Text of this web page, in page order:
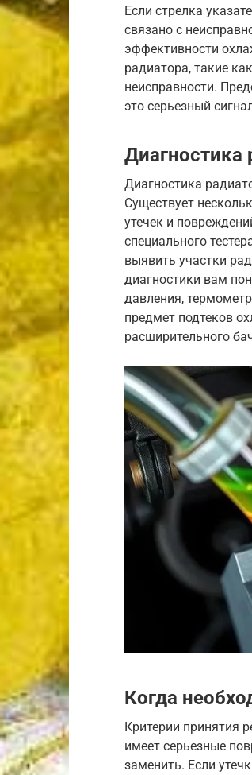
Если стрелка
связано с
эффективности
радиатора, такие
неисправности.
это серьезный
Диагностика
Диагностика
Существует
утечек и
специального
выявить участки
диагностики вам
давления,
предмет подтеков
расширительного
Когда
Критерии принятия
имеет серьезные
заменить. Если